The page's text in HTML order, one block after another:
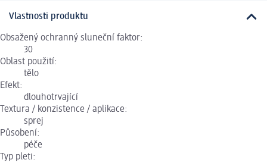
Vlastnosti produktu
Obsažený ochranný sluneční faktor:
30
Oblast použití:
tělo
Efekt:
dlouhotrvající
Textura / konzistence / aplikace:
sprej
Působení:
péče
Typ pleti: